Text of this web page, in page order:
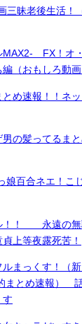
三昧老後生活！
MAX2- FX！オ
（おもしろ動画
め速報！！ネ
の髪ってるま
娘百合ネエ！こ
！！ 永遠の
上等夜露死苦！
まっくす！（
まとめ速報）
す